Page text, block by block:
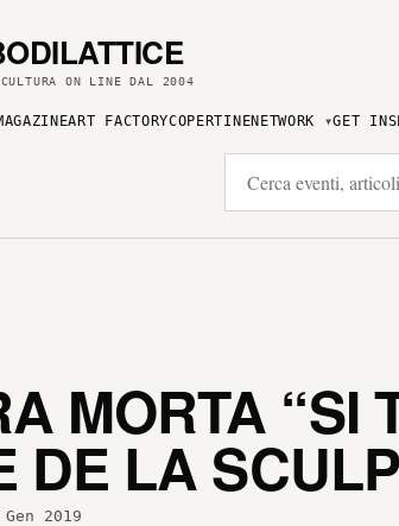
ON LINE DAL 2004
ART FACTORYCOPERTINENETWORK GET
MORTA “SI
DE LA
2019